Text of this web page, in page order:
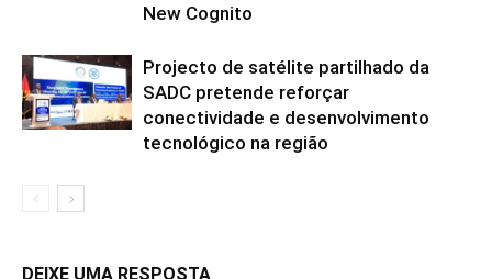
New Cognito
Projecto de satélite partilhado da
SADC pretende reforçar
conectividade e desenvolvimento
tecnológico na região
DEIXE UMA RESPOSTA